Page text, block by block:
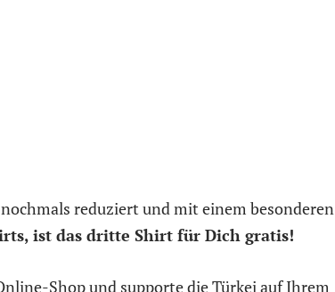
reduziert und mit einem besonderen
ist das dritte Shirt für Dich gratis!
Shop und supporte die Türkei auf Ihrem